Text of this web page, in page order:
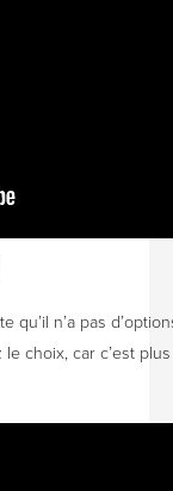
qu’il n’a pas
choix, car c’est